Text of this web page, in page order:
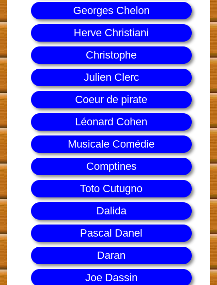
Georges Chelon
Herve Christiani
Christophe
Julien Clerc
Coeur de pirate
Léonard Cohen
Musicale Comédie
Comptines
Toto Cutugno
Dalida
Pascal Danel
Daran
Joe Dassin